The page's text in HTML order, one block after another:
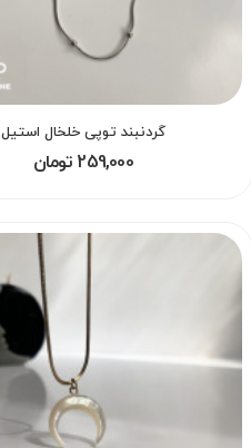
گردنبند توپی خلخال استیل
259,000 تومان